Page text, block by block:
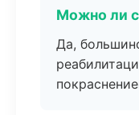
Можно ли
Да,